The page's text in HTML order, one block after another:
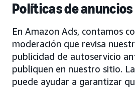
Políticas de anuncios
En Amazon Ads, contamos
moderación que revisa
publicidad de autoservicio
publiquen en nuestro sitio.
puede ayudar a garantizar